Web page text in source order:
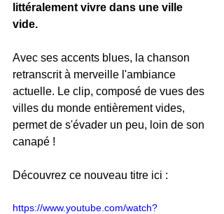
littéralement vivre dans une ville
vide.
Avec ses accents blues, la chanson
retranscrit à merveille l'ambiance
actuelle. Le clip, composé de vues des
villes du monde entièrement vides,
permet de s'évader un peu, loin de son
canapé !
Découvrez ce nouveau titre ici :
https://www.youtube.com/watch?